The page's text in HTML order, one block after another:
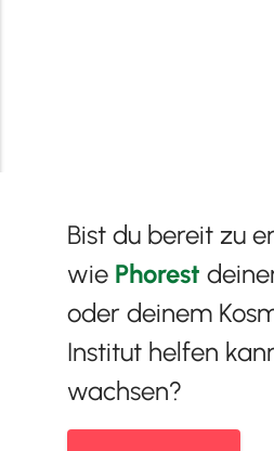
Bist du bereit zu
wie Phorest
oder deinem
Institut helfen
wachsen?